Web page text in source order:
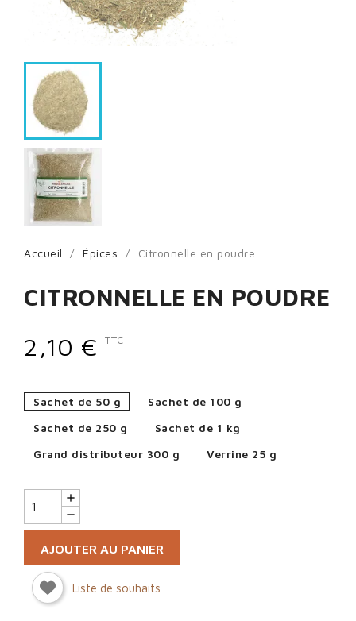
Accueil Épices Citronnelle en poudre
CITRONNELLE EN POUDRE
2,10 €
TTC
Sachet de 50 g
Sachet de 100 g
Sachet de 250 g
Sachet de 1 kg
Grand distributeur 300 g
Verrine 25 g
AJOUTER AU PANIER
Liste de souhaits